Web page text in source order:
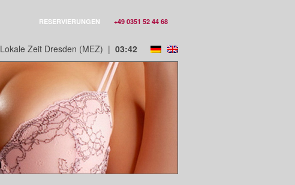
RESERVIERUNGEN +49 0351 52 44 68
Lokale Zeit Dresden (MEZ) | 03:42